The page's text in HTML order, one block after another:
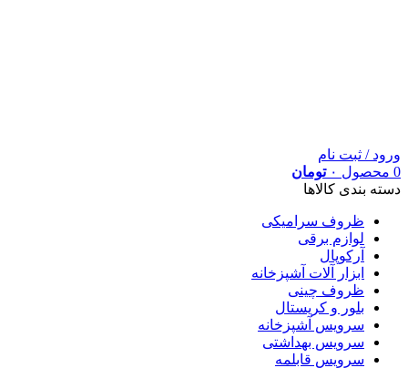
ورود / ثبت نام
0 محصول ۰ تومان
دسته بندی کالاها
ظروف سرامیکی
لوازم برقی
آرکوپال
ابزار آلات آشپزخانه
ظروف چینی
بلور و کریستال
سرویس آشپزخانه
سرویس بهداشتی
سرویس قابلمه